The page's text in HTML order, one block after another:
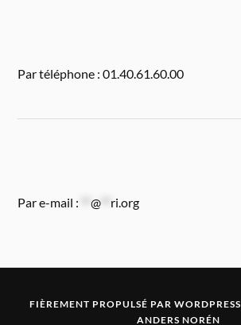
Par téléphone : 01.40.61.60.00
Par e-mail : **@ ri.org
FIÈREMENT PROPULSÉ PAR WORDPRESS
ANDERS NORÉN